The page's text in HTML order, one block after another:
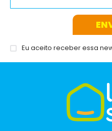
Eu aceito receber essa